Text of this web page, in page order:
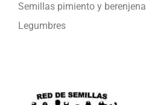
Semillas pimiento y berenjena
Legumbres